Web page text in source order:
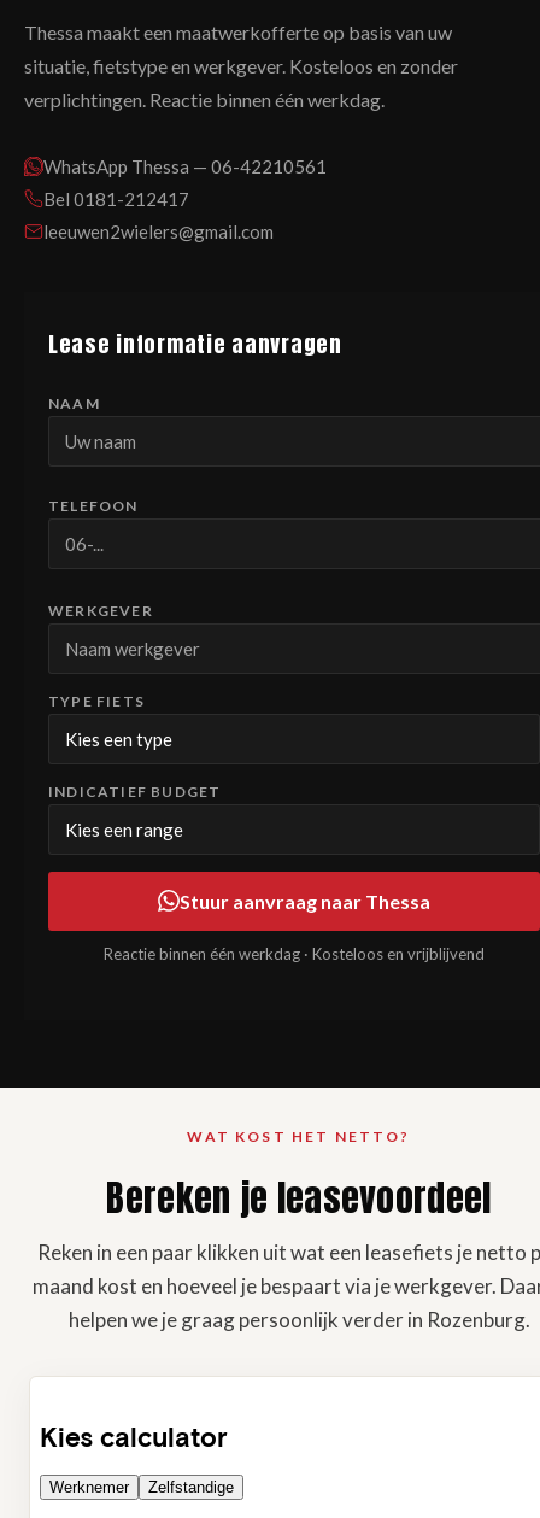
Thessa maakt een maatwerkofferte op basis van uw
situatie, fietstype en werkgever. Kosteloos en zonder
verplichtingen. Reactie binnen één werkdag.
WhatsApp Thessa — 06-42210561
Bel 0181-212417
leeuwen2wielers@gmail.com
Lease informatie aanvragen
NAAM
TELEFOON
WERKGEVER
TYPE FIETS
INDICATIEF BUDGET
Stuur aanvraag naar Thessa
Reactie binnen één werkdag · Kosteloos en vrijblijvend
WAT KOST HET NETTO?
Bereken je leasevoordeel
Reken in een paar klikken uit wat een leasefiets je netto
maand kost en hoeveel je bespaart via je werkgever.
helpen we je graag persoonlijk verder in Rozenburg.